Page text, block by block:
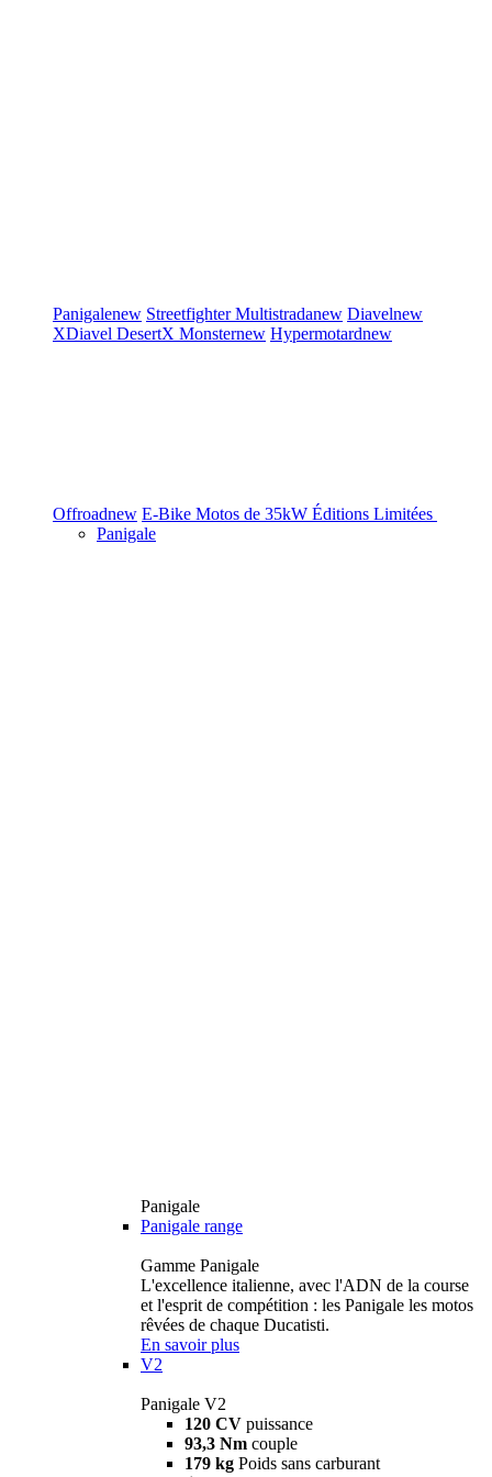
Panigalenew StreetfighterMultistradanew Diavelnew
XDiavel DesertX Monsternew Hypermotardnew
Offroadnew E-Bike Motos de 35kW Éditions Limitées
Panigale
Panigale
Panigale range
Gamme Panigale
L'excellence italienne, avec l'ADN de la course
et l'esprit de compétition : les Panigale les motos
rêvées de chaque Ducatisti.
En savoir plus
V2
Panigale V2
120 CV puissance
93,3 Nm couple
179 kg Poids sans carburant